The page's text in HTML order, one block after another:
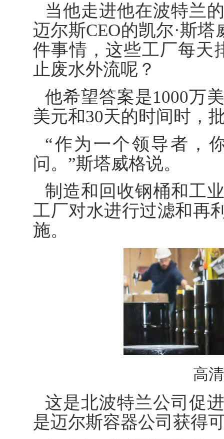
当他走进他在波特兰
迈尔斯CEO的凯尔·斯
件事情，这些工厂每天
止废水外流呢？
他希望答案是1000万
美元和30天的时间时，
“作为一个领导者，
问。”斯塔威格说。
制造和回收钢桶和工
工厂对水进行过滤和再
施。
高
这是北波特兰公司促
是迈尔斯容器公司获得